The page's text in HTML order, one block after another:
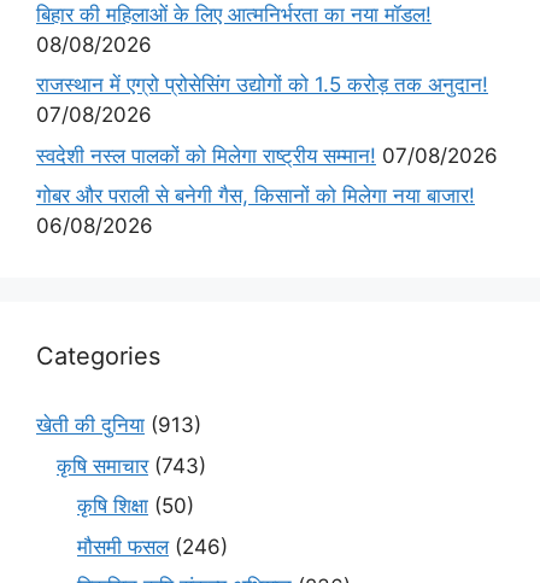
बिहार की महिलाओं के लिए आत्मनिर्भरता का नया मॉडल!
08/08/2026
राजस्थान में एग्रो प्रोसेसिंग उद्योगों को 1.5 करोड़ तक अनुदान!
07/08/2026
स्वदेशी नस्ल पालकों को मिलेगा राष्ट्रीय सम्मान! 07/08/2026
गोबर और पराली से बनेगी गैस, किसानों को मिलेगा नया बाजार!
06/08/2026
Categories
खेती की दुनिया (913)
कृषि समाचार(743)
कृषि शिक्षा (50)
मौसमी फसल(246)